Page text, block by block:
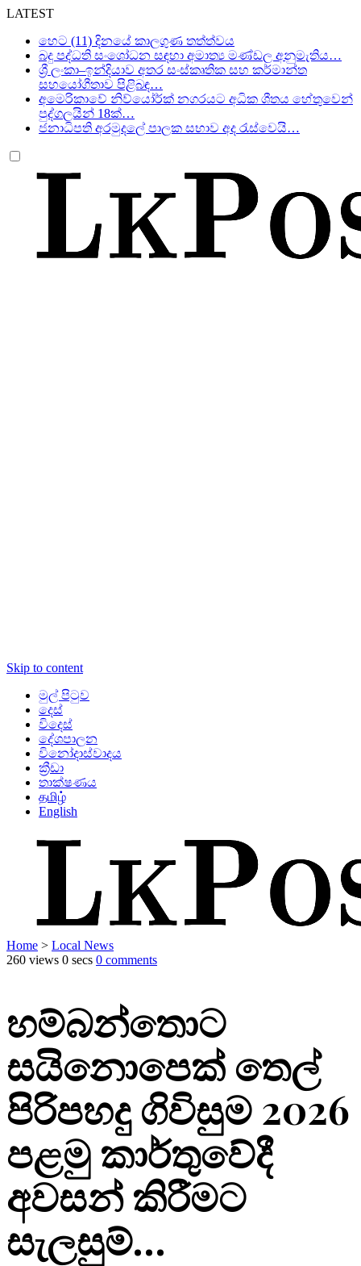
LATEST
හෙට (11) දිනයේ කාලගුණ තත්ත්වය
බදු පද්ධති සංශෝධන සඳහා අමාත්‍ය මණ්ඩල අනුමැතිය…
ශ්‍රී ලංකා–ඉන්දියාව අතර සංස්කෘතික සහ කර්මාන්ත
සහයෝගීතාව පිළිබඳ…
අමෙරිකාවේ නිව්යෝර්ක් නගරයට අධික ශීතය හේතුවෙන්
පුද්ගලයින් 18ක්…
ජනාධිපති අරමුදලේ පාලක සභාව අද රැස්වෙයි…
Skip to content
මුල් පිටුව
දෙස්
විදෙස්
දේශපාලන
විනෝදාස්වාදය
ක්‍රීඩා
තාක්ෂණය
தமிழ்
English
Home > Local News
260 views 0 secs 0 comments
හම්බන්තොට
සයිනොපෙක් තෙල්
පිරිපහදු ගිවිසුම 2026
පළමු කාර්තුවේදී
අවසන් කිරීමට
සැලසුම්…